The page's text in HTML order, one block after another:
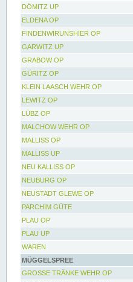
DÖMITZ UP
ELDENA OP
FINDENWIRUNSHIER OP
GARWITZ UP
GRABOW OP
GÜRITZ OP
KLEIN LAASCH WEHR OP
LEWITZ OP
LÜBZ OP
MALCHOW WEHR OP
MALLISS OP
MALLISS UP
NEU KALLISS OP
NEUBURG OP
NEUSTADT GLEWE OP
PARCHIM GÜTE
PLAU OP
PLAU UP
WAREN
MÜGGELSPREE
GROSSE TRÄNKE WEHR OP